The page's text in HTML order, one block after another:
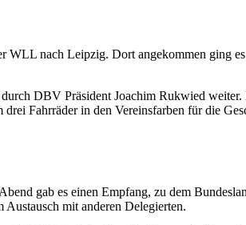
WLL nach Leipzig. Dort angekommen
DBV Präsident Joachim Rukwied
Fahrräder in den Vereinsfarben für die
gab es einen Empfang, zu dem
Austausch mit anderen Delegierten.